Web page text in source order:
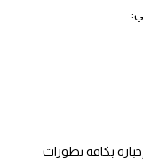
بكافة تطورات